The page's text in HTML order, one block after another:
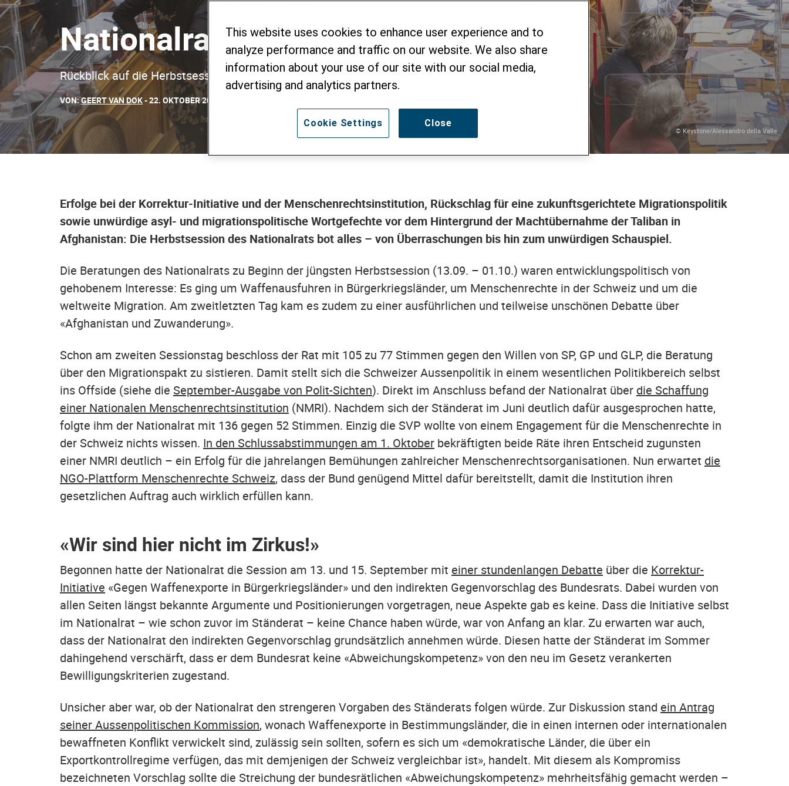
Nationalrat: Gezänk im «Zirkus»
Rückblick auf die Herbstsession der grossen Kammer
VON:GEERT VAN DOK- 22. OKTOBER 2021
© Keystone/Alessandro della Valle
Erfolge bei der Korrektur-Initiative und der Menschenrechtsinstitution, Rückschlag für eine zukunftsgerichtete Migrationspolitik
sowie unwürdige asyl- und migrationspolitische Wortgefechte vor dem Hintergrund der Machtübernahme der Taliban in
Afghanistan: Die Herbstsession des Nationalrats bot alles – von Überraschungen bis hin zum unwürdigen Schauspiel.
Die Beratungen des Nationalrats zu Beginn der jüngsten Herbstsession (13.09. – 01.10.) waren entwicklungspolitisch von
gehobenem Interesse: Es ging um Waffenausfuhren in Bürgerkriegsländer, um Menschenrechte in der Schweiz und um die
weltweite Migration. Am zweitletzten Tag kam es zudem zu einer ausführlichen und teilweise unschönen Debatte über
«Afghanistan und Zuwanderung».
Schon am zweiten Sessionstag beschloss der Rat mit 105 zu 77 Stimmen gegen den Willen von SP, GP und GLP, die Beratung
über den Migrationspakt zu sistieren. Damit stellt sich die Schweizer Aussenpolitik in einem wesentlichen Politikbereich selbst
ins Offside (siehe die September-Ausgabe von Polit-Sichten). Direkt im Anschluss befand der Nationalrat über die Schaffung
einer Nationalen Menschenrechtsinstitution (NMRI). Nachdem sich der Ständerat im Juni deutlich dafür ausgesprochen hatte,
folgte ihm der Nationalrat mit 136 gegen 52 Stimmen. Einzig die SVP wollte von einem Engagement für die Menschenrechte in
der Schweiz nichts wissen. In den Schlussabstimmungen am 1. Oktober bekräftigten beide Räte ihren Entscheid zugunsten
einer NMRI deutlich – ein Erfolg für die jahrelangen Bemühungen zahlreicher Menschenrechtsorganisationen. Nun erwartet die
NGO-Plattform Menschenrechte Schweiz, dass der Bund genügend Mittel dafür bereitstellt, damit die Institution ihren
gesetzlichen Auftrag auch wirklich erfüllen kann.
«Wir sind hier nicht im Zirkus!»
Begonnen hatte der Nationalrat die Session am 13. und 15. September mit einer stundenlangen Debatte über die Korrektur-
Initiative «Gegen Waffenexporte in Bürgerkriegsländer» und den indirekten Gegenvorschlag des Bundesrats. Dabei wurden von
allen Seiten längst bekannte Argumente und Positionierungen vorgetragen, neue Aspekte gab es keine. Dass die Initiative selbst
im Nationalrat – wie schon zuvor im Ständerat – keine Chance haben würde, war von Anfang an klar. Zu erwarten war auch,
dass der Nationalrat den indirekten Gegenvorschlag grundsätzlich annehmen würde. Diesen hatte der Ständerat im Sommer
dahingehend verschärft, dass er dem Bundesrat keine «Abweichungskompetenz» von den neu im Gesetz verankerten
Bewilligungskriterien zugestand.
Unsicher aber war, ob der Nationalrat den strengeren Vorgaben des Ständerats folgen würde. Zur Diskussion stand ein Antrag
seiner Aussenpolitischen Kommission, wonach Waffenexporte in Bestimmungsländer, die in einen internen oder internationalen
bewaffneten Konflikt verwickelt sind, zulässig sein sollten, sofern es sich um «demokratische Länder, die über ein
Exportkontrollregime verfügen, das mit demjenigen der Schweiz vergleichbar ist», handelt. Mit diesem als Kompromiss
bezeichneten Vorschlag sollte die Streichung der bundesrätlichen «Abweichungskompetenz» mehrheitsfähig gemacht werden –
This website uses cookies to enhance user experience and to
analyze performance and traffic on our website. We also share
information about your use of our site with our social media,
advertising and analytics partners.
Close
Cookie Settings